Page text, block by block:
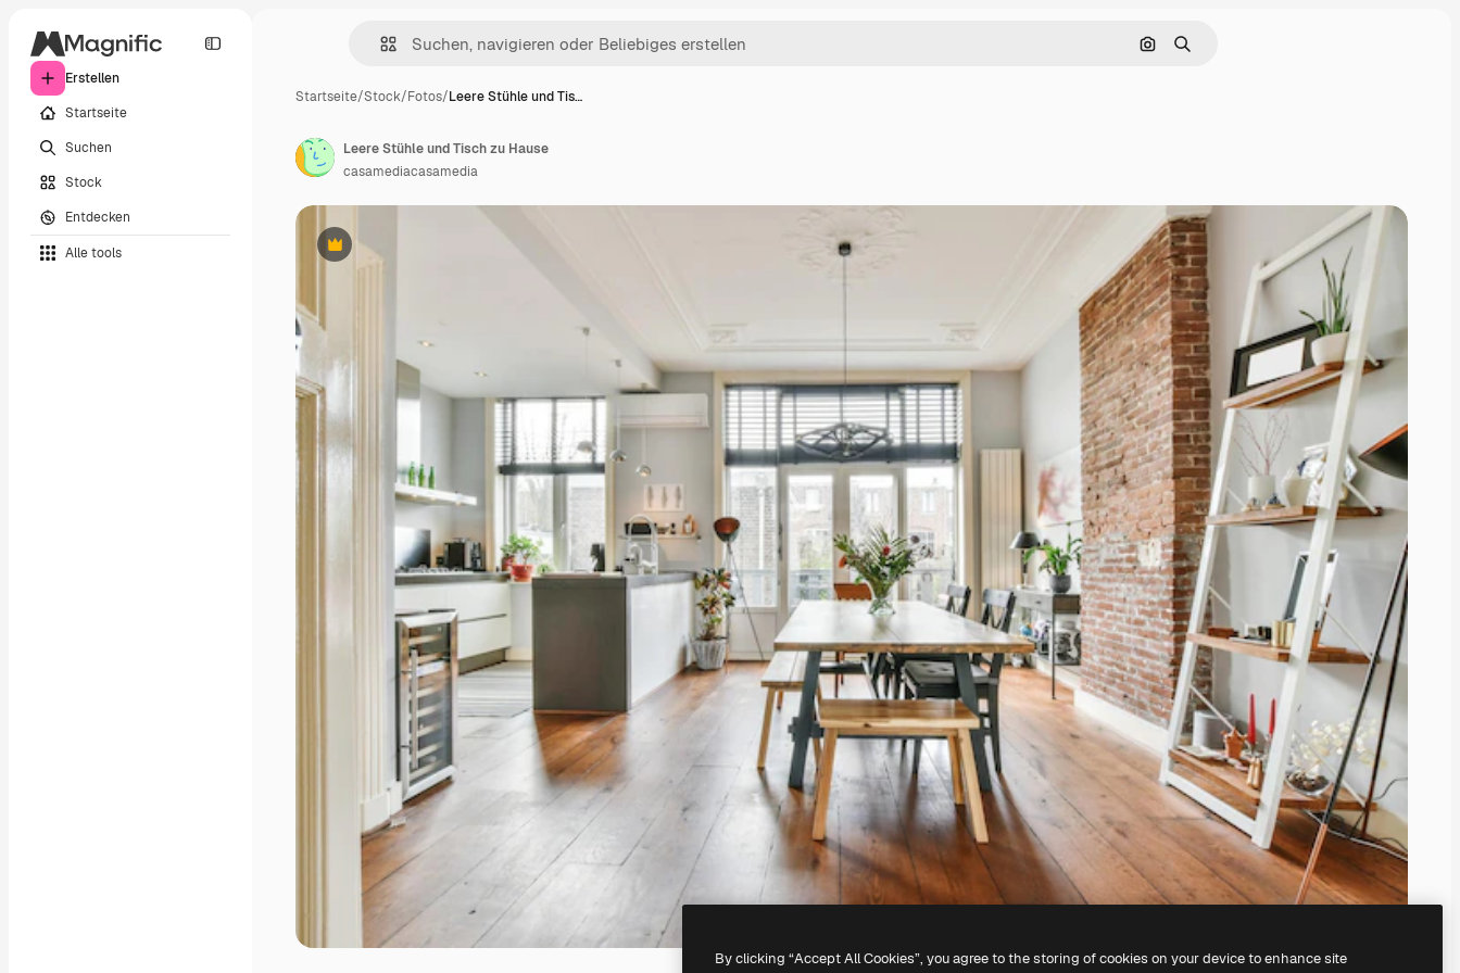
Erstellen
Startseite
Suchen
Stock
Entdecken
Alle tools
Nach Bild suchen
Suchen
Startseite/Stock/Fotos/Leere Stühle und Tis…
Premium
Leere Stühle und Tisch zu Hause
casamediacasamedia
By clicking “Accept All Cookies”, you agree to the storing of cookies on your device to enhance site